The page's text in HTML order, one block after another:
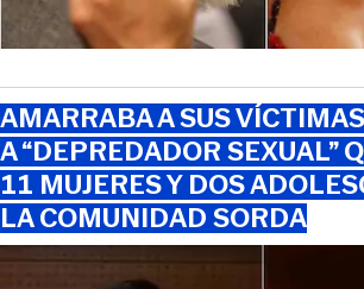
AMARRABA A SUS
A “DEPREDADOR SEXUAL”
11 MUJERES Y DOS
LA COMUNIDAD SORDA